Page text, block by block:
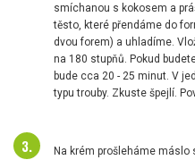
smíchanou s kokosem a
těsto, které přendáme do
dvou forem) a uhladíme.
na 180 stupňů. Pokud
bude cca 20 - 25 minut. V
typu trouby. Zkuste špejlí.
Na krém prošleháme